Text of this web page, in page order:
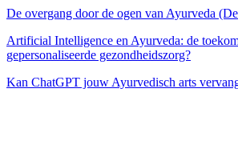
De overgang door de ogen van Ayurveda
Artificial Intelligence en Ayurveda: de
gepersonaliseerde gezondheidszorg?
Kan ChatGPT jouw Ayurvedisch arts